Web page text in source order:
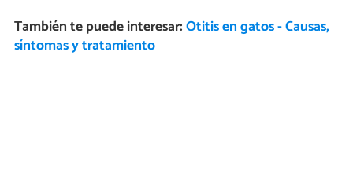
También te puede interesar:Otitis en gatos - Causas,
síntomas y tratamiento